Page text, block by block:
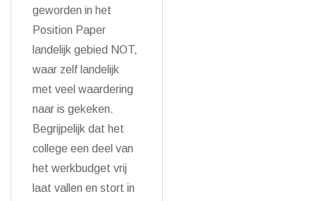
geworden in het
Position Paper
landelijk gebied NOT,
waar zelf landelijk
met veel waardering
naar is gekeken.
Begrijpelijk dat het
college een deel van
het werkbudget vrij
laat vallen en stort in